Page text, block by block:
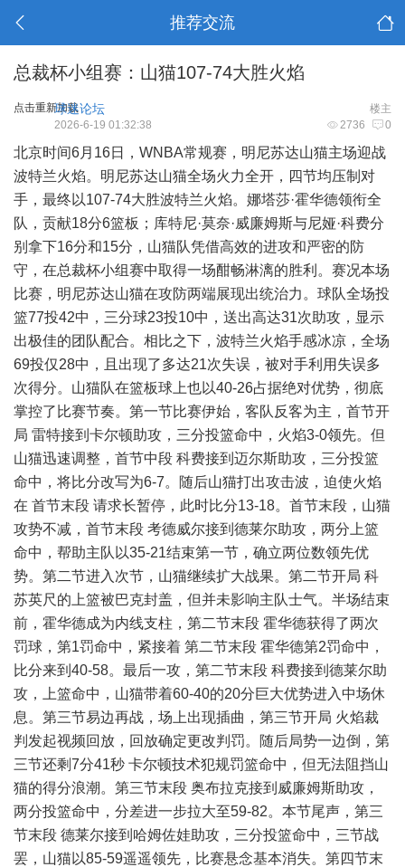
推荐交流
总裁杯小组赛：山猫107-74大胜火焰
点击重新加载 楼主
球迷论坛
2736 0
2026-6-19 01:32:38
北京时间6月16日，WNBA常规赛，明尼苏达山猫主场迎战
波特兰火焰。明尼苏达山猫全场火力全开，四节均压制对
手，最终以107-74大胜波特兰火焰。娜塔莎·霍华德领衔全
队，贡献18分6篮板；库特尼·莫奈·威廉姆斯与尼娅·科费分
别拿下16分和15分，山猫队凭借高效的进攻和严密的防
守，在总裁杯小组赛中取得一场酣畅淋漓的胜利。赛况本场
比赛，明尼苏达山猫在攻防两端展现出统治力。球队全场投
篮77投42中，三分球23投10中，送出高达31次助攻，显示
出极佳的团队配合。相比之下，波特兰火焰手感冰凉，全场
69投仅28中，且出现了多达21次失误，被对手利用失误多
次得分。山猫队在篮板球上也以40-26占据绝对优势，彻底
掌控了比赛节奏。第一节比赛伊始，客队反客为主，首节开
局 雷特接到卡尔顿助攻，三分投篮命中，火焰3-0领先。但
山猫迅速调整，首节中段 科费接到迈尔斯助攻，三分投篮
命中，将比分改写为6-7。随后山猫打出攻击波，迫使火焰
在 首节末段 请求长暂停，此时比分13-18。首节末段，山猫
攻势不减，首节末段 考德威尔接到德莱尔助攻，两分上篮
命中，帮助主队以35-21结束第一节，确立两位数领先优
势。第二节进入次节，山猫继续扩大战果。第二节开局 科
苏英尺的上篮被巴克封盖，但并未影响主队士气。半场结束
前，霍华德成为内线支柱，第二节末段 霍华德获得了两次
罚球，第1罚命中，紧接着 第二节末段 霍华德第2罚命中，
比分来到40-58。最后一攻，第二节末段 科费接到德莱尔助
攻，上篮命中，山猫带着60-40的20分巨大优势进入中场休
息。第三节易边再战，场上出现插曲，第三节开局 火焰裁
判发起视频回放，回放确定更改判罚。随后局势一边倒，第
三节还剩7分41秒 卡尔顿技术犯规罚篮命中，但无法阻挡山
猫的得分浪潮。第三节末段 奥布拉克接到威廉姆斯助攻，
两分投篮命中，分差进一步拉大至59-82。本节尾声，第三
节末段 德莱尔接到哈姆佐娃助攻，三分投篮命中，三节战
罢，山猫以85-59遥遥领先，比赛悬念基本消失。第四节末